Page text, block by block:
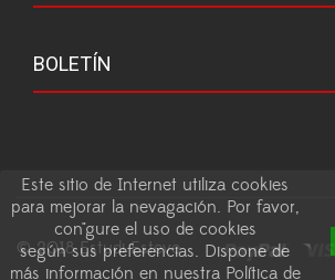
Este sitio de Internet utiliza cookies
para mejorar la nevagación. Por favor,
con"gure el uso de cookies
según sus preferencias. Dispone de
más información en nuestra Política de
BOLETÍN
© 2018 Estudi Esteve